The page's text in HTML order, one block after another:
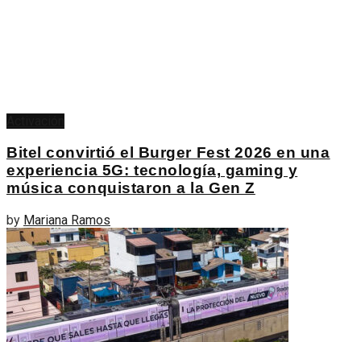
Bitel convirtió el Burger Fest 2026 en una
experiencia 5G: tecnología, gaming y
música conquistaron a la Gen Z
by Mariana Ramos